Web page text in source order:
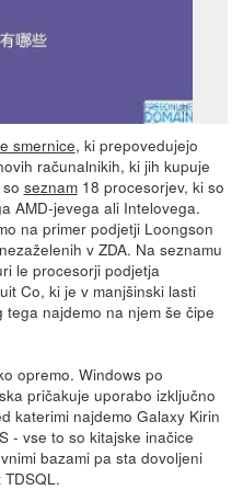
smernice, ki prepovedujejo
računalnikih, ki jih kupuje
seznam18 procesorjev, ki so
AMD-jevega ali Intelovega.
na primer podjetji Loongson
v ZDA. Na seznamu
le procesorji podjetja
Co, ki je v manjšinski lasti
najdemo na njem še čipe
opremo. Windows po
pričakuje uporabo izključno
katerimi najdemo Galaxy Kirin
- vse to so kitajske inačice
bazami pa sta dovoljeni